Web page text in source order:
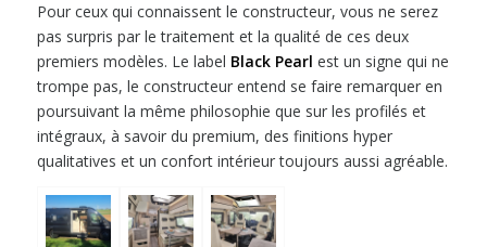
Pour ceux qui connaissent le constructeur, vous ne serez
pas surpris par le traitement et la qualité de ces deux
premiers modèles. Le label Black Pearl est un signe qui ne
trompe pas, le constructeur entend se faire remarquer en
poursuivant la même philosophie que sur les profilés et
intégraux, à savoir du premium, des finitions hyper
qualitatives et un confort intérieur toujours aussi agréable.